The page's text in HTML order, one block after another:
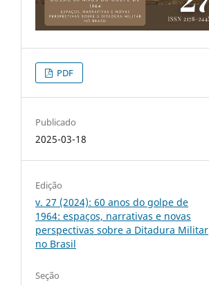
PDF
Publicado
2025-03-18
Edição
v. 27 (2024): 60 anos do golpe de
1964: espaços, narrativas e novas
perspectivas sobre a Ditadura Militar
no Brasil
Seção